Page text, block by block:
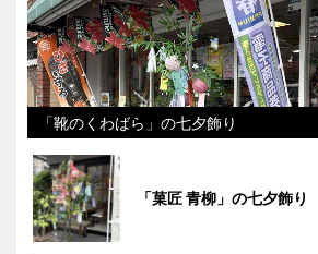
「靴のくわばら」の七夕飾り
「菓匠 青柳」の七夕飾り